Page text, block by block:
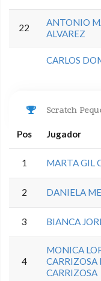
22
ANTONIO
ALVAREZ
CARLOS
Scratch
Pos Jugador
1 MARTA GIL
2 DANIELA
3 BIANCA
4
MONICA
CARRIZOSA
CARRIZOSA